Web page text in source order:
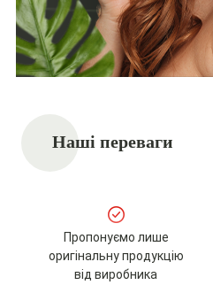
Наші переваги
Пропонуємо лише
оригінальну продукцію
від виробника